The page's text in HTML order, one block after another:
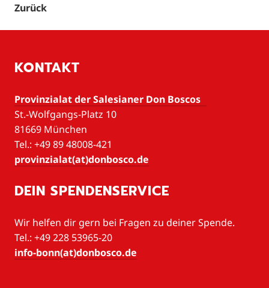
Zurück
KONTAKT
Provinzialat der Salesianer Don Boscos
St.-Wolfgangs-Platz 10
81669 München
Tel.: +49 89 48008-421
provinzialat(at)donbosco.de
DEIN SPENDENSERVICE
Wir helfen dir gern bei Fragen zu deiner Spende.
Tel.: +49 228 53965-20
info-bonn(at)donbosco.de